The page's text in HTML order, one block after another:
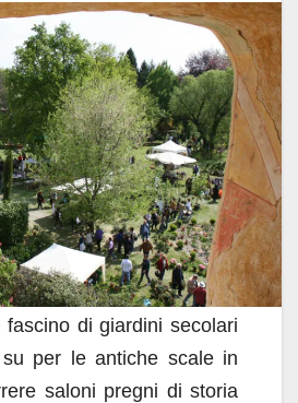
k
e
dI
n
ail n
di
vi
di
fascino di giardini secolari
per le antiche scale in
saloni pregni di storia